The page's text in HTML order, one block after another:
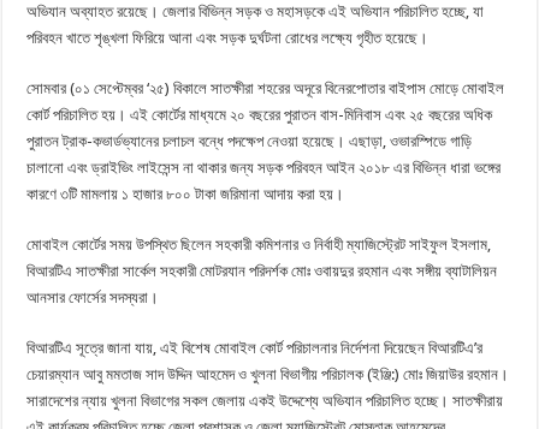
অভিযান অব্যাহত রয়েছে। জেলার বিভিন্ন সড়ক ও মহাসড়কে এই অভিযান পরিচালিত হচ্ছে, যা
পরিবহন খাতে শৃঙ্খলা ফিরিয়ে আনা এবং সড়ক দুর্ঘটনা রোধের লক্ষ্যে গৃহীত হয়েছে।
সোমবার (০১ সেপ্টেম্বর ‘২৫) বিকালে সাতক্ষীরা শহরের অদূরে বিনেরপোতার বাইপাস মোড়ে মোবাইল
কোর্ট পরিচালিত হয়। এই কোর্টের মাধ্যমে ২০ বছরের পুরাতন বাস-মিনিবাস এবং ২৫ বছরের অধিক
পুরাতন ট্রাক-কভার্ডভ্যানের চলাচল বন্ধে পদক্ষেপ নেওয়া হয়েছে। এছাড়া, ওভারস্পিডে গাড়ি
চালানো এবং ড্রাইভিং লাইসেন্স না থাকার জন্য সড়ক পরিবহন আইন ২০১৮ এর বিভিন্ন ধারা ভঙ্গের
কারণে ৩টি মামলায় ১ হাজার ৮০০ টাকা জরিমানা আদায় করা হয়।
মোবাইল কোর্টের সময় উপস্থিত ছিলেন সহকারী কমিশনার ও নির্বাহী ম্যাজিস্ট্রেট সাইফুল ইসলাম,
বিআরটিএ সাতক্ষীরা সার্কেল সহকারী মোটরযান পরিদর্শক মোঃ ওবায়দুর রহমান এবং সঙ্গীয় ব্যাটালিয়ন
আনসার ফোর্সের সদস্যরা।
বিআরটিএ সূত্রে জানা যায়, এই বিশেষ মোবাইল কোর্ট পরিচালনার নির্দেশনা দিয়েছেন বিআরটিএ’র
চেয়ারম্যান আবু মমতাজ সাদ উদ্দিন আহমেদ ও খুলনা বিভাগীয় পরিচালক (ইঞ্জি:) মোঃ জিয়াউর রহমান।
সারাদেশের ন্যায় খুলনা বিভাগের সকল জেলায় একই উদ্দেশ্যে অভিযান পরিচালিত হচ্ছে। সাতক্ষীরায়